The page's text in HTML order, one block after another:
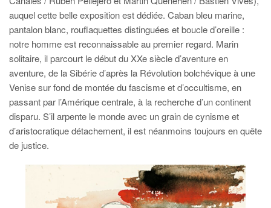
auquel cette belle exposition est dédiée. Caban bleu marine,
pantalon blanc, rouflaquettes distinguées et boucle d’oreille :
notre homme est reconnaissable au premier regard. Marin
solitaire, il parcourt le début du XXe siècle d’aventure en
aventure, de la Sibérie d’après la Révolution bolchévique à une
Venise sur fond de montée du fascisme et d’occultisme, en
passant par l’Amérique centrale, à la recherche d’un continent
disparu. S’il arpente le monde avec un grain de cynisme et
d’aristocratique détachement, il est néanmoins toujours en quête
de justice.